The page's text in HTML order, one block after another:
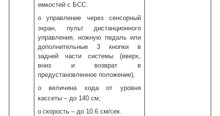
емкостей с БСС:
o
управление через сенсорный
экран, пульт дистанционного
управления, ножную педаль или
дополнительные 3 кнопки в
задней части системы (вверх,
вниз и возврат в
предустановленное положение);
o
величина хода от уровня
кассеты – до 140 см;
o скорость – до 10.6 см/сек.